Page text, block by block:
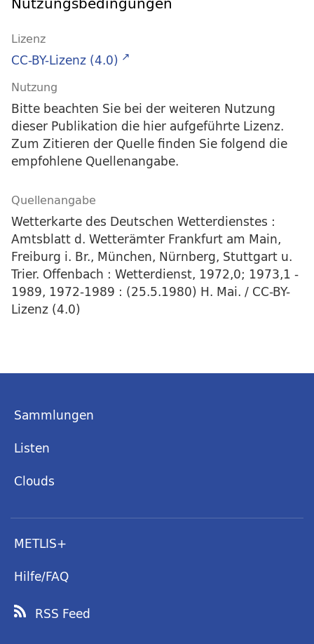
Lizenz
CC-BY-Lizenz (4.0)
Nutzung
Bitte beachten Sie bei der weiteren Nutzung
dieser Publikation die hier aufgeführte Lizenz.
Zum Zitieren der Quelle finden Sie folgend die
empfohlene Quellenangabe.
Quellenangabe
Wetterkarte des Deutschen Wetterdienstes :
Amtsblatt d. Wetterämter Frankfurt am Main,
Freiburg i. Br., München, Nürnberg, Stuttgart u.
Trier. Offenbach : Wetterdienst, 1972,0; 1973,1 -
1989, 1972-1989 : (25.5.1980) H. Mai. / CC-BY-
Lizenz (4.0)
Sammlungen
Listen
Clouds
METLIS+
Hilfe/FAQ
RSS Feed